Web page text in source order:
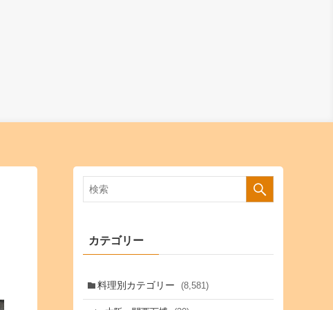
カテゴリー
料理別カテゴリー (8,581)